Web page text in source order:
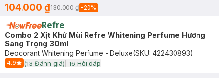
104.000 ₫130.000 ₫ -20%
Refre
Combo 2 Xịt Khử Mùi Refre Whitening Perfume Hương
Sang Trọng 30ml
Deodorant Whitening Perfume - Deluxe(SKU: 422430893)
4.9
Start Icon
(13 Đánh giá) 16 Hỏi đáp